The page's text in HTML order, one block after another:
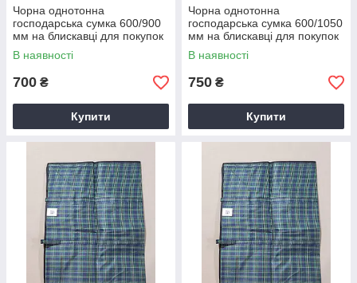
Чорна однотонна
господарська сумка 600/900
мм на блискавці для покупок
В наявності
700 ₴
Купити
Чорна однотонна
господарська сумка 600/1050
мм на блискавці для покупок
В наявності
750 ₴
Купити